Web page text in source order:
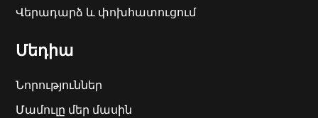
Վերադարձ և փոխհատուցում
Մեդիա
Նորություններ
Մամուլը մեր մասին